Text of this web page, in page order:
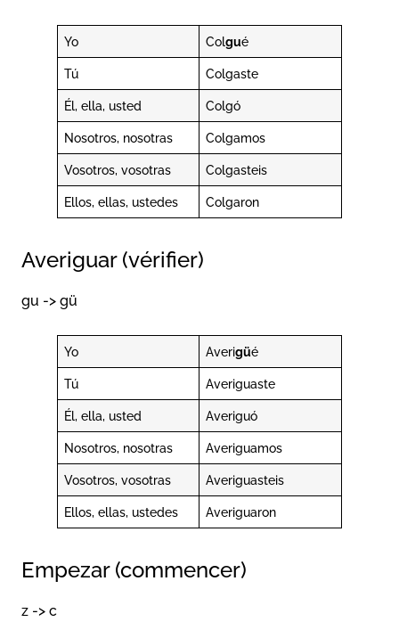
Yo Colgué
Tú Colgaste
Él, ella, usted Colgó
Nosotros, nosotras Colgamos
Vosotros, vosotras Colgasteis
Ellos, ellas, ustedes Colgaron
Averiguar (vérifier)
gu -> gü
Yo Averigüé
Tú Averiguaste
Él, ella, usted Averiguó
Nosotros, nosotras Averiguamos
Vosotros, vosotras Averiguasteis
Ellos, ellas, ustedes Averiguaron
Empezar (commencer)
z -> c